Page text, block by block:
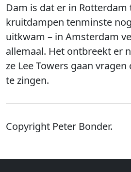
Dam is dat er in
kruitdampen tenminste
uitkwam – in Amsterdam
allemaal. Het ontbreekt er
ze Lee Towers gaan
te zingen.
Copyright Peter Bonder.